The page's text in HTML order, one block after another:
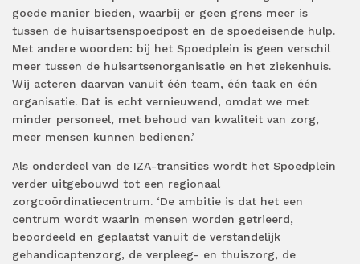
goede manier bieden, waarbij er geen grens meer is
tussen de huisartsenspoedpost en de spoedeisende hulp.
Met andere woorden: bij het Spoedplein is geen verschil
meer tussen de huisartsenorganisatie en het ziekenhuis.
Wij acteren daarvan vanuit één team, één taak en één
organisatie. Dat is echt vernieuwend, omdat we met
minder personeel, met behoud van kwaliteit van zorg,
meer mensen kunnen bedienen.’
Als onderdeel van de IZA-transities wordt het Spoedplein
verder uitgebouwd tot een regionaal
zorgcoördinatiecentrum. ‘De ambitie is dat het een
centrum wordt waarin mensen worden getrieerd,
beoordeeld en geplaatst vanuit de verstandelijk
gehandicaptenzorg, de verpleeg- en thuiszorg, de